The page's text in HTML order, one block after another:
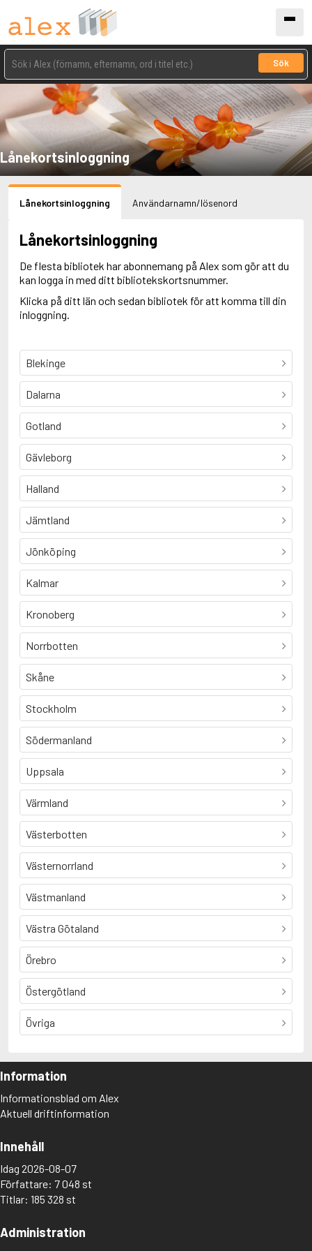
Sök
Lånekortsinloggning
Lånekortsinloggning Användarnamn/lösenord
Lånekortsinloggning
De flesta bibliotek har abonnemang på Alex som gör att du
kan logga in med ditt bibliotekskortsnummer.
Klicka på ditt län och sedan bibliotek för att komma till din
inloggning.
Blekinge
Dalarna
Gotland
Gävleborg
Halland
Jämtland
Jönköping
Kalmar
Kronoberg
Norrbotten
Skåne
Stockholm
Södermanland
Uppsala
Värmland
Västerbotten
Västernorrland
Västmanland
Västra Götaland
Örebro
Östergötland
Övriga
Information
Informationsblad om Alex
Aktuell driftinformation
Innehåll
Idag 2026-08-07
Författare: 7 048 st
Titlar: 185 328 st
Administration